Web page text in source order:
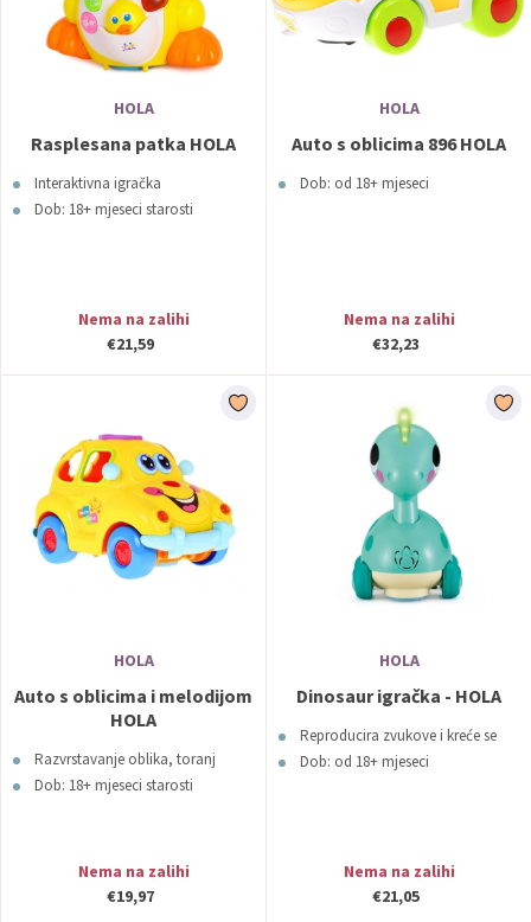
HOLA
Rasplesana patka HOLA
Interaktivna igračka
Dob: 18+ mjeseci starosti
Nema na zalihi
€21,59
HOLA
Auto s oblicima 896 HOLA
Dob: od 18+ mjeseci
Nema na zalihi
€32,23
HOLA
Auto s oblicima i melodijom
HOLA
Razvrstavanje oblika, toranj
Dob: 18+ mjeseci starosti
Nema na zalihi
€19,97
HOLA
Dinosaur igračka - HOLA
Reproducira zvukove i kreće se
Dob: od 18+ mjeseci
Nema na zalihi
€21,05